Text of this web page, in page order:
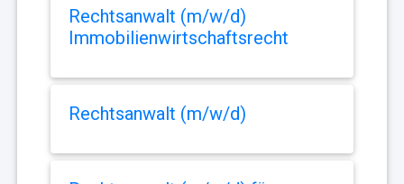
Rechtsanwalt (m/w/d)
Immobilienwirtschaftsrecht
Rechtsanwalt (m/w/d)